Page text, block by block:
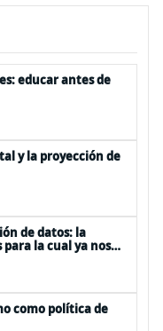
educar antes de
y la proyección de
de datos: la
la cual ya nos
como política de